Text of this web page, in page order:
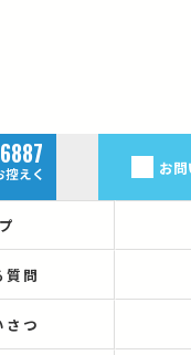
えく お
質問
さつ